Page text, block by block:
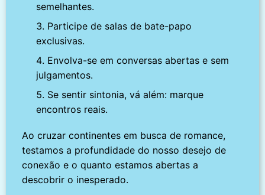
semelhantes.
Participe de salas de bate-papo
exclusivas.
Envolva-se em conversas abertas e sem
julgamentos.
Se sentir sintonia, vá além: marque
encontros reais.
Ao cruzar continentes em busca de romance,
testamos a profundidade do nosso desejo de
conexão e o quanto estamos abertas a
descobrir o inesperado.